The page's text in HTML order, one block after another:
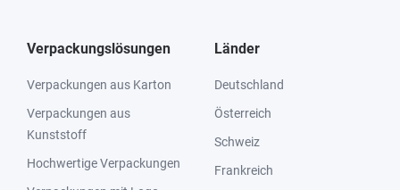
Verpackungslösungen
Verpackungen aus Karton
Verpackungen aus
Kunststoff
Hochwertige Verpackungen
Länder
Deutschland
Österreich
Schweiz
Frankreich